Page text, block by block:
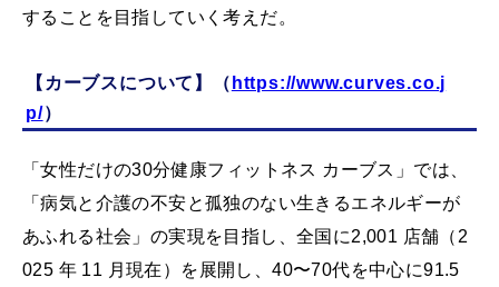
することを目指していく考えだ。
【カーブスについて】（ https://www.curves.co.j
p/）
「女性だけの30分健康フィットネス カーブス」では、
「病気と介護の不安と孤独のない生きるエネルギーが
あふれる社会」の実現を目指し、全国に2,001 店舗（2
025 年 11 月現在）を展開し、40〜70代を中心に91.5